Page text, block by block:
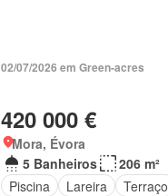
02/07/2026 em Green-acres
420 000 €
Mora, Évora
5 Banheiros
206 m²
Piscina
Lareira Terraço